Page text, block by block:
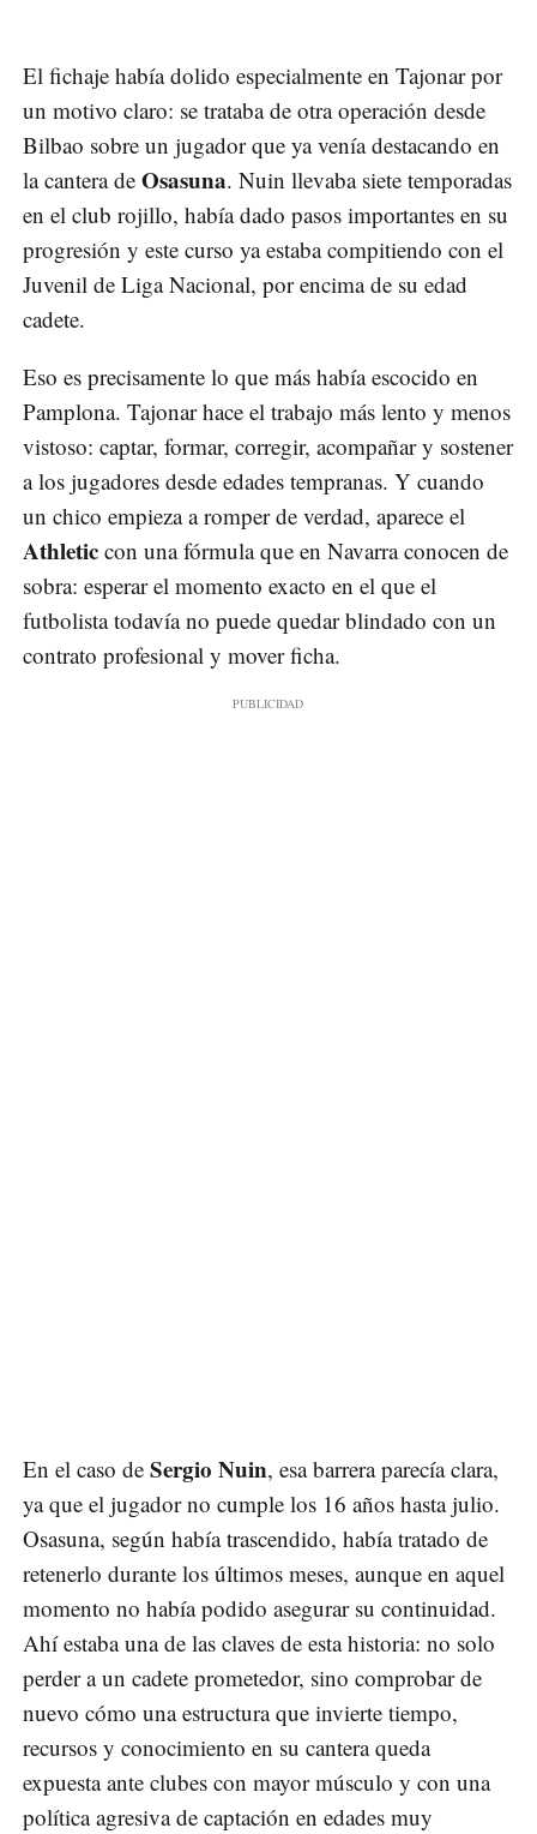
El fichaje había dolido especialmente en Tajonar por
un motivo claro: se trataba de otra operación desde
Bilbao sobre un jugador que ya venía destacando en
la cantera de Osasuna. Nuin llevaba siete temporadas
en el club rojillo, había dado pasos importantes en su
progresión y este curso ya estaba compitiendo con el
Juvenil de Liga Nacional, por encima de su edad
cadete.
Eso es precisamente lo que más había escocido en
Pamplona. Tajonar hace el trabajo más lento y menos
vistoso: captar, formar, corregir, acompañar y sostener
a los jugadores desde edades tempranas. Y cuando
un chico empieza a romper de verdad, aparece el
Athletic con una fórmula que en Navarra conocen de
sobra: esperar el momento exacto en el que el
futbolista todavía no puede quedar blindado con un
contrato profesional y mover ficha.
En el caso de Sergio Nuin, esa barrera parecía clara,
ya que el jugador no cumple los 16 años hasta julio.
Osasuna, según había trascendido, había tratado de
retenerlo durante los últimos meses, aunque en aquel
momento no había podido asegurar su continuidad.
Ahí estaba una de las claves de esta historia: no solo
perder a un cadete prometedor, sino comprobar de
nuevo cómo una estructura que invierte tiempo,
recursos y conocimiento en su cantera queda
expuesta ante clubes con mayor músculo y con una
política agresiva de captación en edades muy